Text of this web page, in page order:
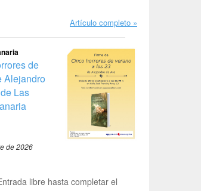
Artículo completo
de
Alejandro
Las
de 2026
libre hasta completar el